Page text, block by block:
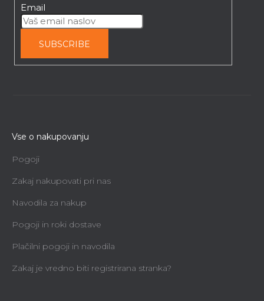
Email
SUBSCRIBE
Vse o nakupovanju
Pogoji
Zakaj nakupovati pri nas
Navodila za nakup
Pogoji in roki dostave
Plačilni pogoji in navodila
Zakaj je vredno biti registrirana stranka?